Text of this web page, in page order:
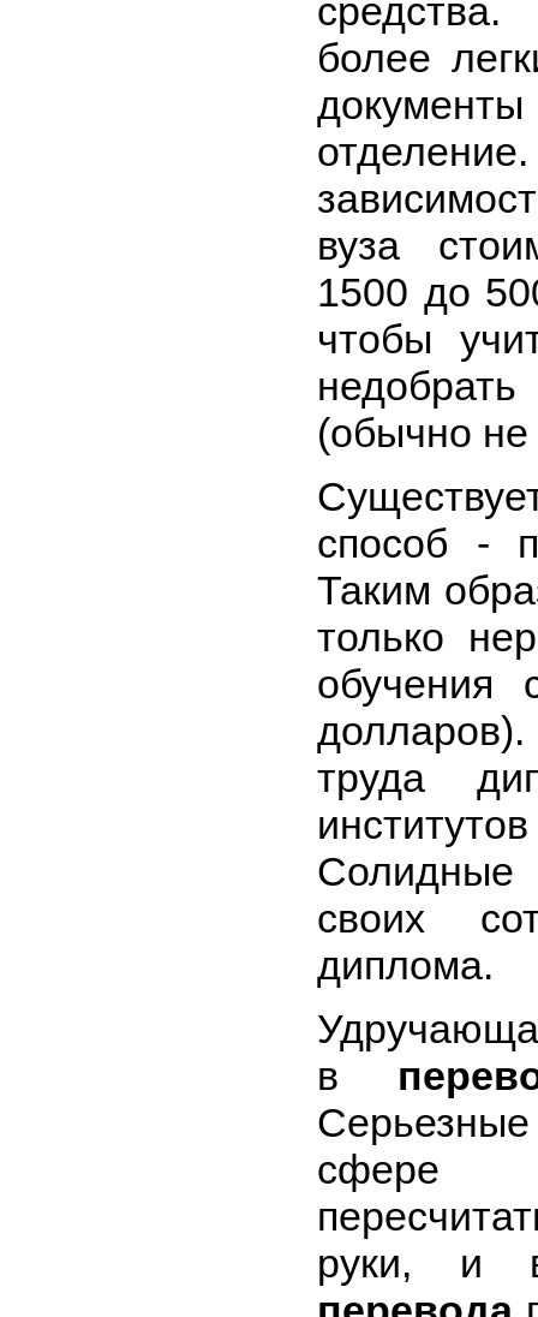
более
вуза
1500 до
чтобы
(обычно
способ -
Таким
только
обучения
труда
Солидные
своих
диплома.
в
сфере
руки, и